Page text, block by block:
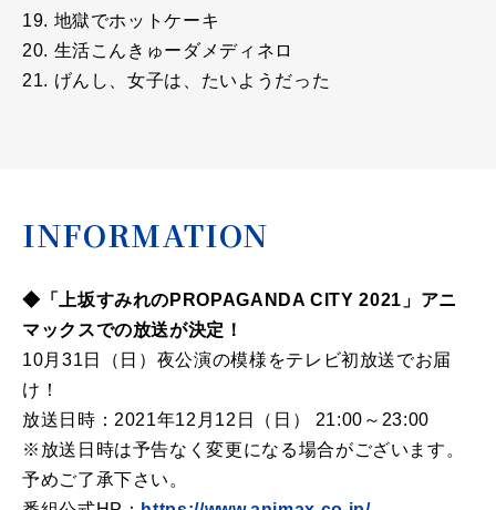
19. 地獄でホットケーキ
20. 生活こんきゅーダメディネロ
21. げんし、女子は、たいようだった
INFORMATION
◆「上坂すみれのPROPAGANDA CITY 2021」アニ
マックスでの放送が決定！
10月31日（日）夜公演の模様をテレビ初放送でお届
け！
放送日時：2021年12月12日（日） 21:00～23:00
※放送日時は予告なく変更になる場合がございます。
予めご了承下さい。